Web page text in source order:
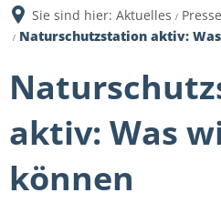
Sie sind hier: Aktuelles
Naturschutzstation aktiv:
aktiv: Was
können